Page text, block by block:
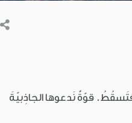
قوّةٌ نَدعوها الجاذِبيّةَ